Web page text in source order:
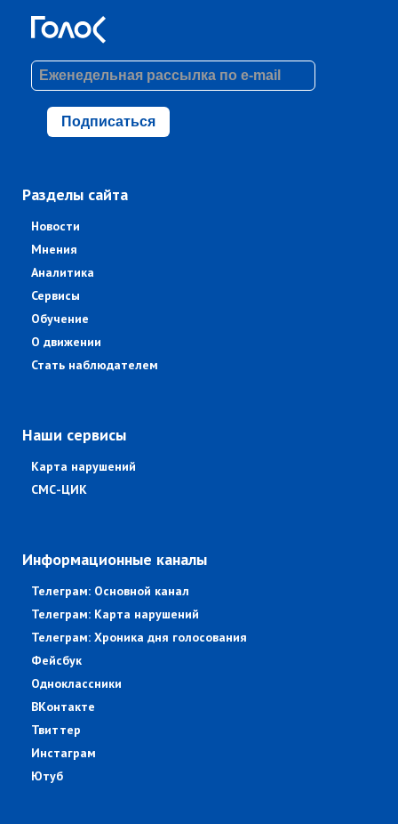
Подписаться
Разделы сайта
Новости
Мнения
Аналитика
Сервисы
Обучение
О движении
Стать наблюдателем
Наши сервисы
Карта нарушений
СМС-ЦИК
Информационные каналы
Телеграм: Основной канал
Телеграм: Карта нарушений
Телеграм: Хроника дня голосования
Фейсбук
Одноклассники
ВКонтакте
Твиттер
Инстаграм
Ютуб